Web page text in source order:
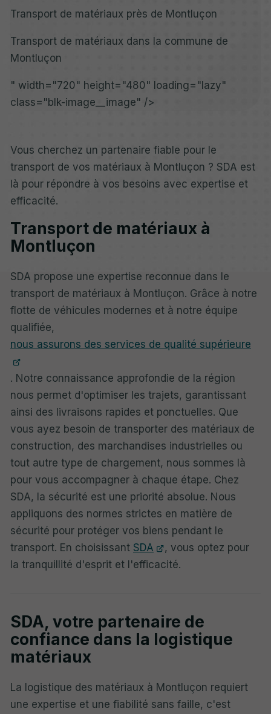
Transport de matériaux près de Montluçon
Transport de matériaux dans la commune de
Montluçon
" width="720" height="480" loading="lazy"
class="blk-image__image" />
Vous cherchez un partenaire fiable pour le
transport de vos matériaux à Montluçon ? SDA est
là pour répondre à vos besoins avec expertise et
efficacité.
Transport de matériaux à
Montluçon
SDA propose une expertise reconnue dans le
transport de matériaux à Montluçon. Grâce à notre
flotte de véhicules modernes et à notre équipe
qualifiée,
nous assurons des services de qualité supérieure
. Notre connaissance approfondie de la région
nous permet d'optimiser les trajets, garantissant
ainsi des livraisons rapides et ponctuelles. Que
vous ayez besoin de transporter des matériaux de
construction, des marchandises industrielles ou
tout autre type de chargement, nous sommes là
pour vous accompagner à chaque étape. Chez
SDA, la sécurité est une priorité absolue. Nous
appliquons des normes strictes en matière de
sécurité pour protéger vos biens pendant le
transport. En choisissant SDA
, vous optez pour
la tranquillité d'esprit et l'efficacité.
SDA, votre partenaire de
confiance dans la logistique
matériaux
La logistique des matériaux à Montluçon requiert
une expertise et une fiabilité sans faille, c'est